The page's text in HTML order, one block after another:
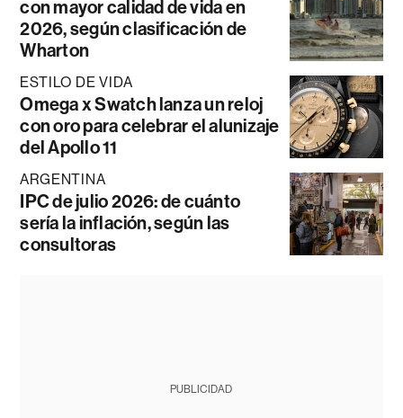
con mayor calidad de vida en
2026, según clasificación de
Wharton
ESTILO DE VIDA
Omega x Swatch lanza un reloj
con oro para celebrar el alunizaje
del Apollo 11
ARGENTINA
IPC de julio 2026: de cuánto
sería la inflación, según las
consultoras
PUBLICIDAD